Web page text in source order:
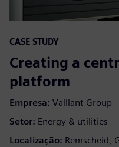
CASE STUDY
Creating a
platform
Empresa: Vaillant Group
Setor: Energy & utilities
Localização: Remscheid,